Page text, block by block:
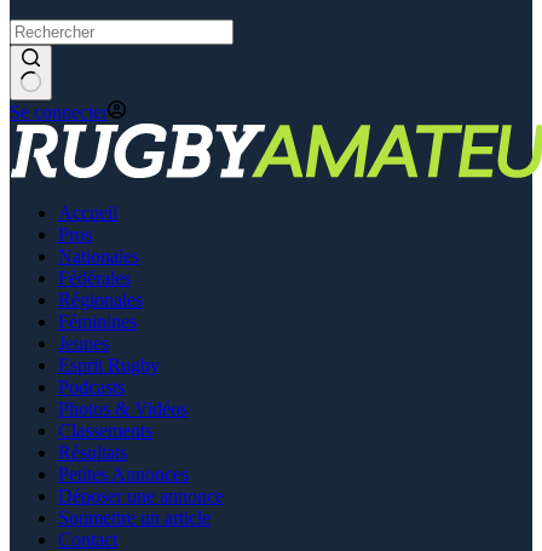
Se connecter
Accueil
Pros
Nationales
Fédérales
Régionales
Féminines
Jeunes
Esprit Rugby
Podcasts
Photos & Vidéos
Classements
Résultats
Petites Annonces
Déposer une annonce
Soumettre un article
Contact